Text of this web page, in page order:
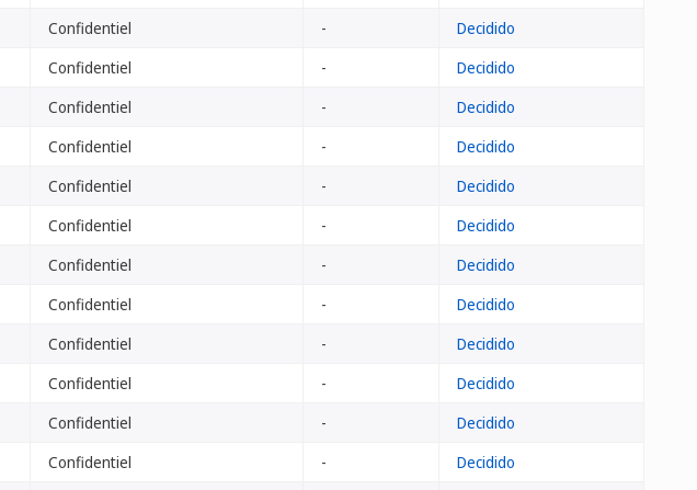
Confidentiel -
Decidido
Confidentiel -
Decidido
Confidentiel -
Decidido
Confidentiel -
Decidido
Confidentiel -
Decidido
Confidentiel -
Decidido
Confidentiel -
Decidido
Confidentiel -
Decidido
Confidentiel -
Decidido
Confidentiel -
Decidido
Confidentiel -
Decidido
Confidentiel - Decidido